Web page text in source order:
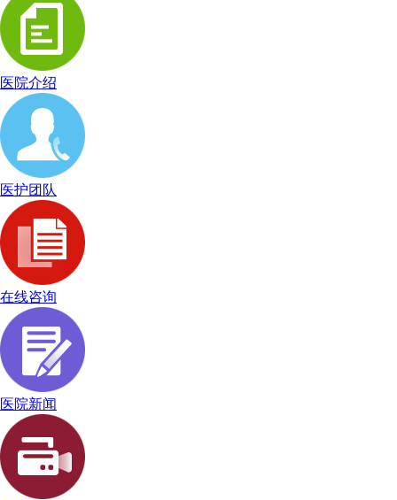
医院介绍
医护团队
在线咨询
医院新闻